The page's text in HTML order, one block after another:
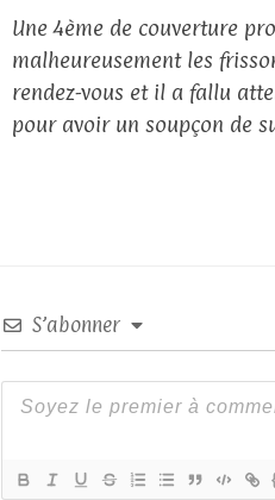
Une 4ème de couverture
malheureusement les
rendez-vous et il a fallu
pour avoir un soupçon de
S’abonner